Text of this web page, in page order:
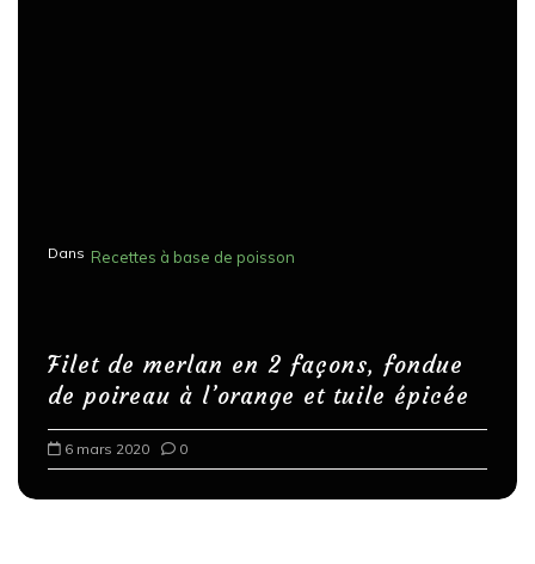
Dans Recettes à base de poisson
Filet de merlan en 2 façons, fondue
de poireau à l’orange et tuile épicée
6 mars 2020 0